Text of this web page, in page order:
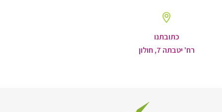
כתובתנו
רח' יטבתה 7, חולון